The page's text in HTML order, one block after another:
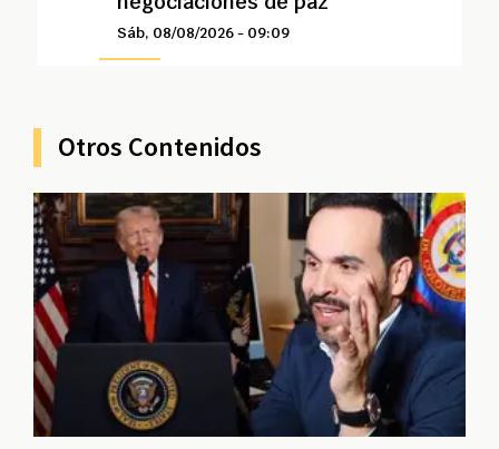
Sáb, 08/08/2026 - 09:09
Otros Contenidos